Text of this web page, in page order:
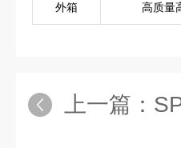
外箱 高质量
上一篇：